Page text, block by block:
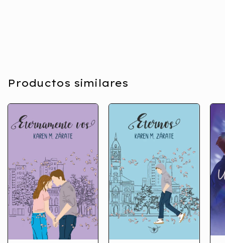
Productos similares